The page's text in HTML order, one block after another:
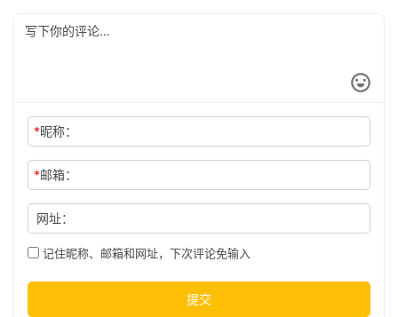
*昵称：
*邮箱：
网址：
记住昵称、邮箱和网址，下次评论免输入
提交